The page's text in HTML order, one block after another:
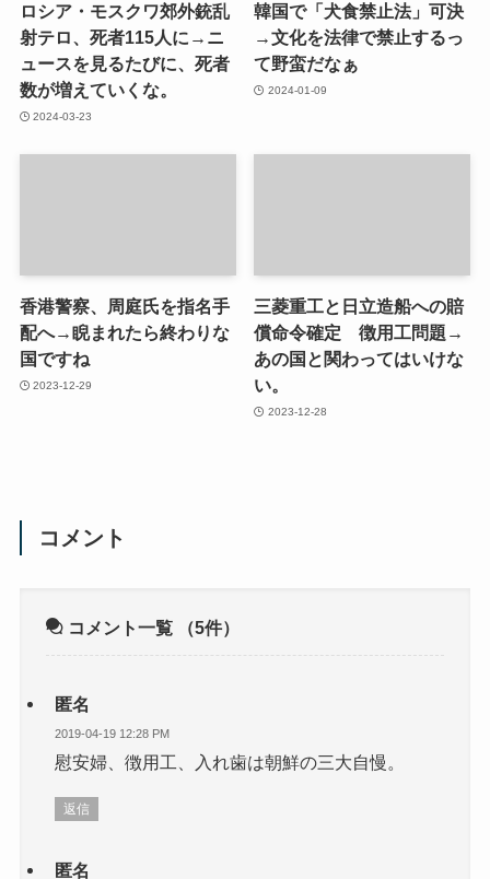
ロシア・モスクワ郊外銃乱
射テロ、死者115人に→ニ
ュースを見るたびに、死者
数が増えていくな。
2024-03-23
韓国で「犬食禁止法」可決
→文化を法律で禁止するっ
て野蛮だなぁ
2024-01-09
香港警察、周庭氏を指名手
配へ→睨まれたら終わりな
国ですね
2023-12-29
三菱重工と日立造船への賠
償命令確定 徴用工問題→
あの国と関わってはいけな
い。
2023-12-28
コメント
コメント一覧 （5件）
匿名
2019-04-19 12:28 PM
慰安婦、徴用工、入れ歯は朝鮮の三大自慢。
返信
匿名